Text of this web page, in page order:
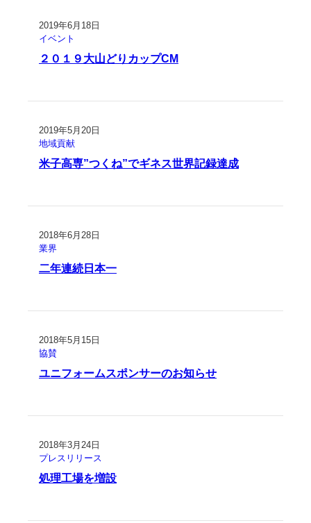
2019年6月18日
イベント
２０１９大山どりカップCM
2019年5月20日
地域貢献
米子高専”つくね”でギネス世界記録達成
2018年6月28日
業界
二年連続日本一
2018年5月15日
協賛
ユニフォームスポンサーのお知らせ
2018年3月24日
プレスリリース
処理工場を増設